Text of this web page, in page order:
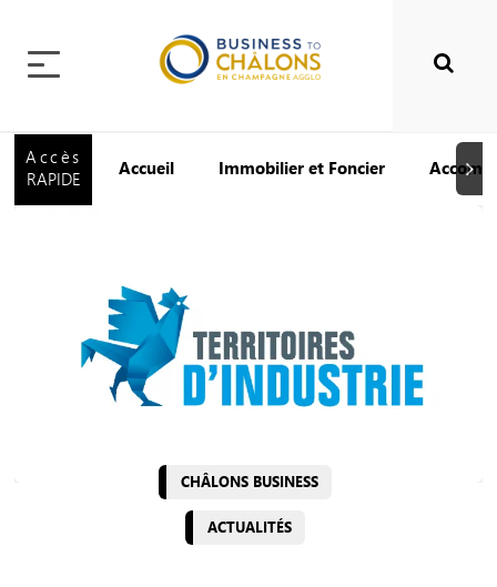
Accès
RAPIDE
Accueil Immobilier et Foncier
CHÂLONS BUSINESS
ACTUALITÉS